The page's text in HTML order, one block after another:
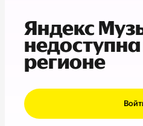
Яндекс
регионе